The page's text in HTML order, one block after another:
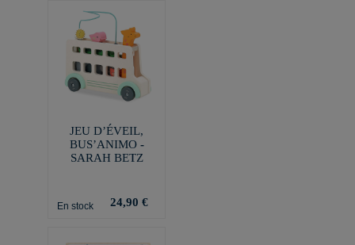
JEU D’ÉVEIL,
BUS’ANIMO -
SARAH BETZ
En stock 24,90 €